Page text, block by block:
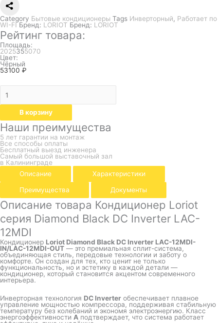
Category Бытовые кондиционеры Tags Инверторный, Работает по
WI-FI Бренд: LORIOT Бренд: LORIOT
Рейтинг товара:
Площадь:
2025355070
Цвет:
Чёрный
53100 ₽
В корзину
Наши преимущества
5 лет гарантии на монтаж
Все способы оплаты
Бесплатный выезд инженера
Самый большой выставочный зал
в Калининграде
Описание
Характеристики
Преимущества Документы
Описание товара Кондиционер Loriot
серия Diamond Black DC Inverter LAC-
12MDI
Кондиционер Loriot Diamond Black DC Inverter LAC-12MDI-
IN/LAC-12MDI-OUT — это премиальная сплит-система,
объединяющая стиль, передовые технологии и заботу о
комфорте. Он создан для тех, кто ценит не только
функциональность, но и эстетику в каждой детали —
кондиционер, который становится акцентом современного
интерьера.
Инверторная технология DC Inverter обеспечивает плавное
управление мощностью компрессора, поддерживая стабильную
температуру без колебаний и экономя электроэнергию. Класс
энергоэффективности A подтверждает, что система работает